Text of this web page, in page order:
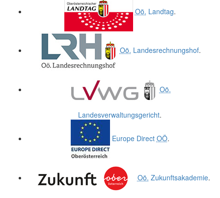
Oö. Landtag.
Oö. Landesrechnungshof.
Oö.
Landesverwaltungsgericht.
Europe Direct OÖ.
Oö. Zukunftsakademie.